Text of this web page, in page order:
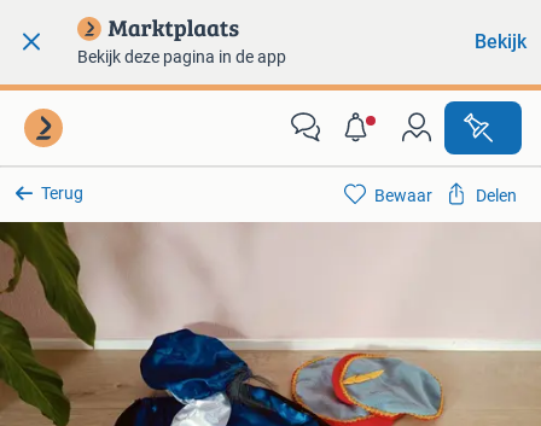
Bekijk deze pagina in de app
Bekijk
Terug Bewaar Delen